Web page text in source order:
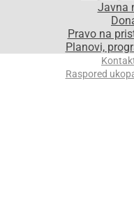
Javna
Pravo na
Planovi,
Raspored